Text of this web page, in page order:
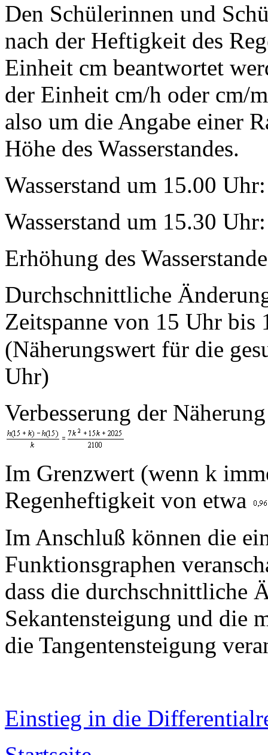
Den Schülerinnen und
nach der Heftigkeit des
Einheit cm beantwortet
der Einheit cm/h oder cm/
also um die Angabe einer
Höhe des Wasserstandes.
Wasserstand um 15.00
Wasserstand um 15.30
Erhöhung des
Durchschnittliche
Zeitspanne von 15 Uhr
(Näherungswert für die
Uhr)
Verbesserung der
Im Grenzwert (wenn k
Regenheftigkeit von etwa
Im Anschluß können die
Funktionsgraphen
dass die durchschnittliche
Sekantensteigung und die
die Tangentensteigung
Einstieg in die